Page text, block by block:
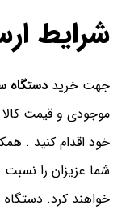
شرایط
جهت خرید دستگاه
موجودی و قیمت
خود اقدام کنید .
شما عزیزان را نسبت
خواهند کرد.